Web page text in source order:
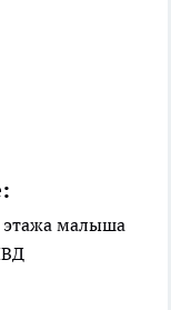
этажа малыша